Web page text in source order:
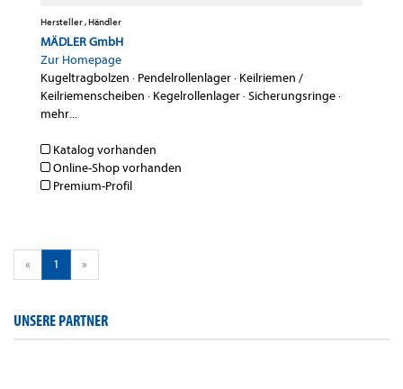
Hersteller , Händler
MÄDLER GmbH
Zur Homepage
Kugeltragbolzen · Pendelrollenlager· Keilriemen /
Keilriemenscheiben · Kegelrollenlager·Sicherungsringe·
mehr...
Katalog vorhanden
Online-Shop vorhanden
Premium-Profil
« 1 »
UNSERE PARTNER